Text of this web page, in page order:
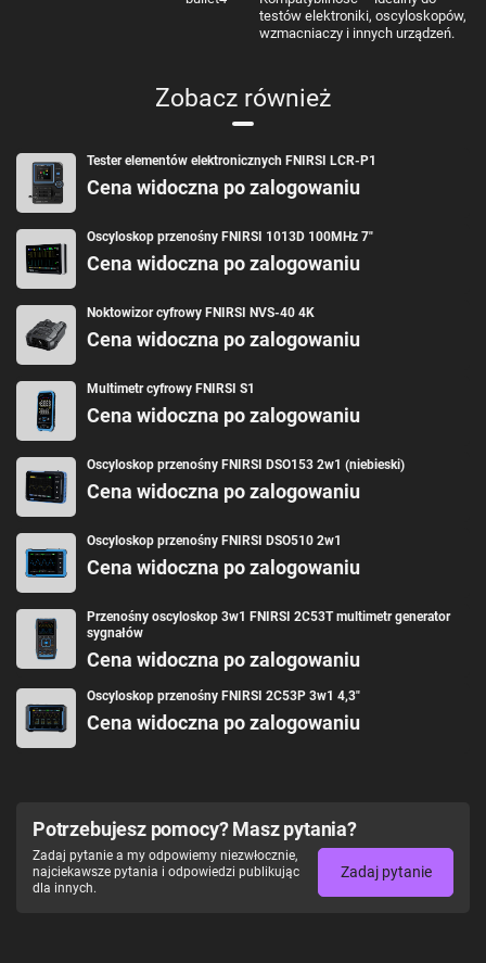
testów elektroniki, oscyloskopów,
wzmacniaczy i innych urządzeń.
Zobacz również
Tester elementów elektronicznych FNIRSI LCR-P1
Cena widoczna po zalogowaniu
Oscyloskop przenośny FNIRSI 1013D 100MHz 7"
Cena widoczna po zalogowaniu
Noktowizor cyfrowy FNIRSI NVS-40 4K
Cena widoczna po zalogowaniu
Multimetr cyfrowy FNIRSI S1
Cena widoczna po zalogowaniu
Oscyloskop przenośny FNIRSI DSO153 2w1 (niebieski)
Cena widoczna po zalogowaniu
Oscyloskop przenośny FNIRSI DSO510 2w1
Cena widoczna po zalogowaniu
Przenośny oscyloskop 3w1 FNIRSI 2C53T multimetr generator
sygnałów
Cena widoczna po zalogowaniu
Oscyloskop przenośny FNIRSI 2C53P 3w1 4,3"
Cena widoczna po zalogowaniu
Potrzebujesz pomocy? Masz pytania?
Zadaj pytanie a my odpowiemy niezwłocznie,
najciekawsze pytania i odpowiedzi publikując
dla innych.
Zadaj pytanie